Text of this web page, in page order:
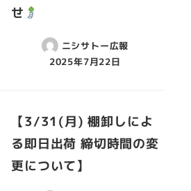
せ
ニシサトー広報
2025年7月22日
【3/31(月) 棚卸しによ
る即日出荷 締切時間の変
更について】